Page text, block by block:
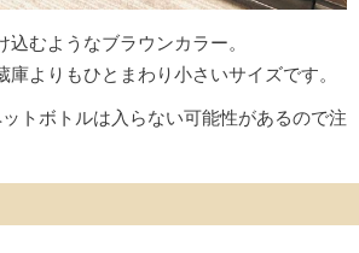
むようなブラウンカラー。
よりもひとまわり小さいサイズです。
トボトルは入らない可能性があるので注